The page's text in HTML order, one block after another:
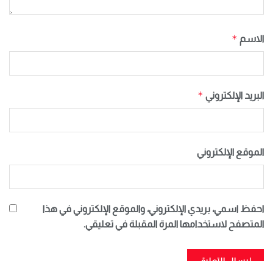
الاسم *
البريد الإلكتروني *
الموقع الإلكتروني
احفظ اسمي، بريدي الإلكتروني، والموقع الإلكتروني في هذا
المتصفح لاستخدامها المرة المقبلة في تعليقي.